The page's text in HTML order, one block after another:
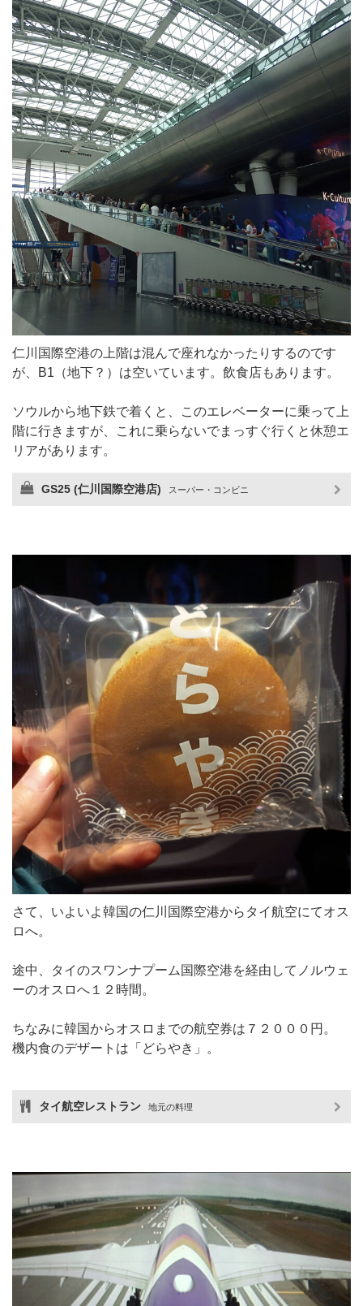
仁川国際空港の上階は混んで座れなかったりするのです
が、B1（地下？）は空いています。飲食店もあります。
ソウルから地下鉄で着くと、このエレベーターに乗って上
階に行きますが、これに乗らないでまっすぐ行くと休憩エ
リアがあります。
GS25 (仁川国際空港店) スーパー・コンビニ
さて、いよいよ韓国の仁川国際空港からタイ航空にてオス
ロへ。
途中、タイのスワンナプーム国際空港を経由してノルウェ
ーのオスロへ１２時間。
ちなみに韓国からオスロまでの航空券は７２０００円。
機内食のデザートは「どらやき」。
タイ航空レストラン 地元の料理